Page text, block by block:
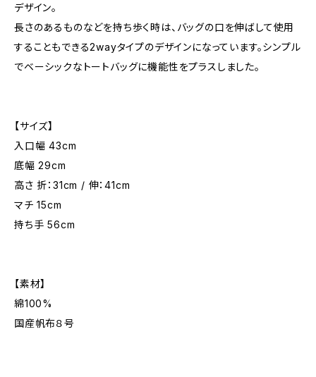
デザイン。
長さのあるものなどを持ち歩く時は、バッグの口を伸ばして使用
することもできる2wayタイプのデザインになっています。シンプル
でベーシックなトートバッグに機能性をプラスしました。
【サイズ】
入口幅 43cm
底幅 29cm
高さ 折：31cm / 伸：41cm
マチ 15cm
持ち手 56cm
【素材】
綿100%
国産帆布８号